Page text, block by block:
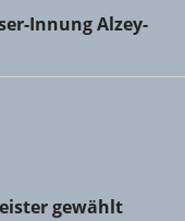
Alzey-Bingen-
Innung Alzey-
gewählt
gewählt